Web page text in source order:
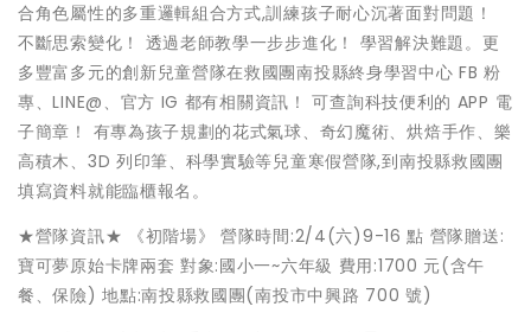
合角色屬性的多重邏輯組合方式,訓練孩子耐心沉著面對問題！
不斷思索變化！ 透過老師教學一步步進化！ 學習解決難題。更
多豐富多元的創新兒童營隊在救國團南投縣終身學習中心 FB 粉
專、LINE@、官方 IG 都有相關資訊！ 可查詢科技便利的 APP 電
子簡章！ 有專為孩子規劃的花式氣球、奇幻魔術、烘焙手作、樂
高積木、3D 列印筆、科學實驗等兒童寒假營隊,到南投縣救國團
填寫資料就能臨櫃報名。
★營隊資訊★ 《初階場》 營隊時間:2/4(六)9-16 點 營隊贈送:
寶可夢原始卡牌兩套 對象:國小一~六年級 費用:1700 元(含午
餐、保險) 地點:南投縣救國團(南投市中興路 700 號)